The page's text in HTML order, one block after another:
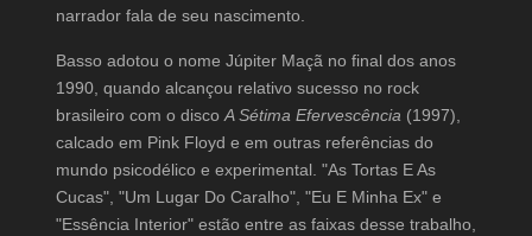
narrador fala de seu nascimento.
Basso adotou o nome Júpiter Maçã no final dos anos
1990, quando alcançou relativo sucesso no rock
brasileiro com o disco A Sétima Efervescência (1997),
calcado em Pink Floyd e em outras referências do
mundo psicodélico e experimental. "As Tortas E As
Cucas", "Um Lugar Do Caralho", "Eu E Minha Ex" e
"Essência Interior" estão entre as faixas desse trabalho,